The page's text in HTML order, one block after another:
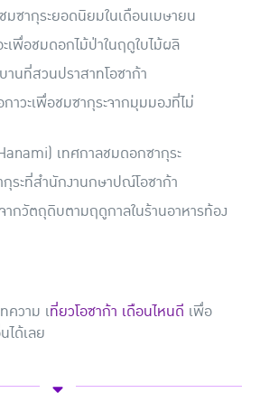
มซากุระยอดนิยมในเดือนเมษายน
เพื่อชมดอกไม้ป่าในฤดูใบไม้ผลิ
นที่สวนปราสาทโอซาก้า
กาวะเพื่อชมซากุระจากมุมมองที่ไม่
เทศกาลชมดอกซากุระ
ระที่สำนักงานกษาปณ์โอซาก้า
กวัตถุดิบตามฤดูกาลในร้านอาหารท้อง
ความ เที่ยวโอซาก้า เดือนไหนดี เพื่อ
ได้เลย